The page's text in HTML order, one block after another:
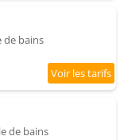
de bains
de bains